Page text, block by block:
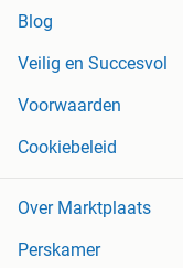
Blog
Veilig en Succesvol
Voorwaarden
Cookiebeleid
Over Marktplaats
Perskamer